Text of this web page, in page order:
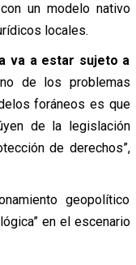
un modelo nativo
locales.
va a estar sujeto a
de los problemas
foráneos es que
de la legislación
de derechos”,
geopolítico
en el escenario